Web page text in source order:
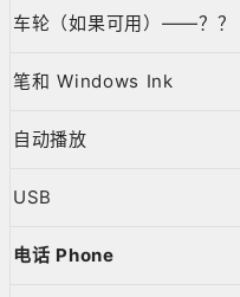
车轮（如果可用）——？？
笔和 Windows Ink
自动播放
USB
电话 Phone